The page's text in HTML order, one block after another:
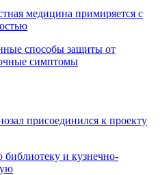
медицина примиряется с
способы защиты от
симптомы
присоединился к проекту
библиотеку и кузнечно-